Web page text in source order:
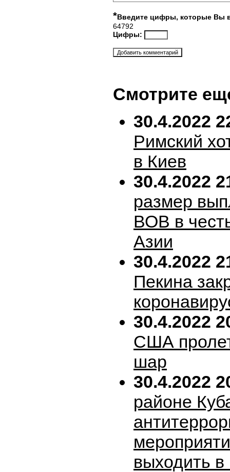
*Введите цифры, которые Вы
64792
Цифры:
Смотрите
30.4.2022
Римский
в Киев
30.4.2022
размер
ВОВ в
Азии
30.4.2022
Пекина
30.4.2022
США
шар
30.4.2022
районе
выходить